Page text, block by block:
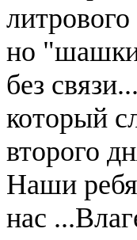
но
без
который
второго
Наши
нас